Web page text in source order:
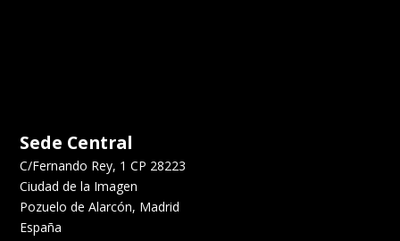
Sede Central
C/Fernando Rey, 1 CP 28223
Ciudad de la Imagen
Pozuelo de Alarcón, Madrid
España